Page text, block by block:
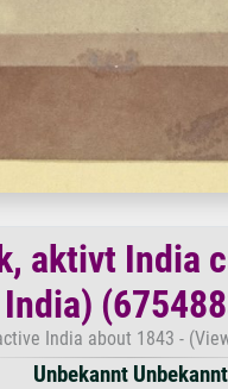
aktivt India
India)
India about 1843 -
Unbekannt Unbekannt